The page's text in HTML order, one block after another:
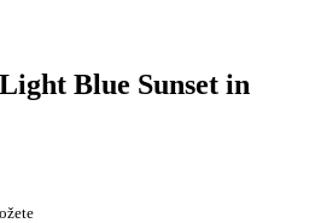
Blue Sunset in